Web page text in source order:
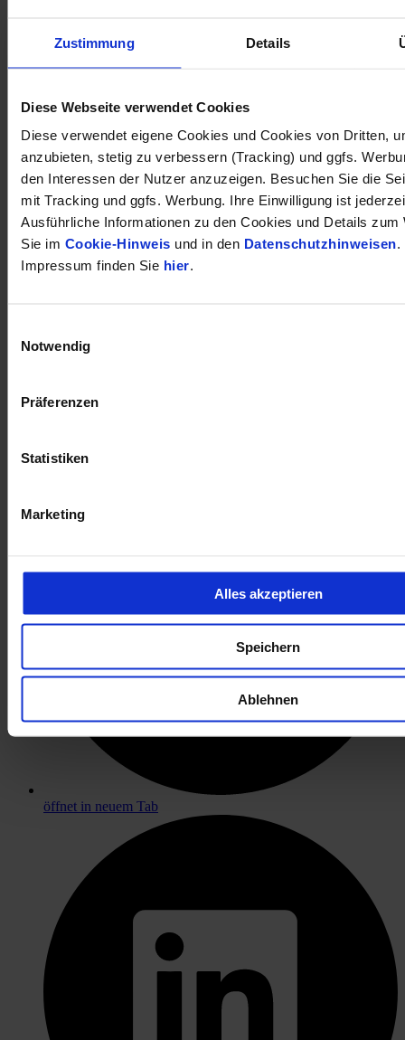
Zustimmung Details
Diese Webseite verwendet Cookies
Diese verwendet eigene Cookies und Cookies von Dritten,
anzubieten, stetig zu verbessern (Tracking) und ggfs.
den Interessen der Nutzer anzuzeigen. Besuchen Sie die
mit Tracking und ggfs. Werbung. Ihre Einwilligung ist
Ausführliche Informationen zu den Cookies und Details zum
Sie im Cookie-Hinweis und in den Datenschutzhinweisen.
Impressum finden Sie hier.
Notwendig
Präferenzen
Statistiken
Marketing
Alles akzeptieren
Speichern
Ablehnen
öffnet in neuem Tab